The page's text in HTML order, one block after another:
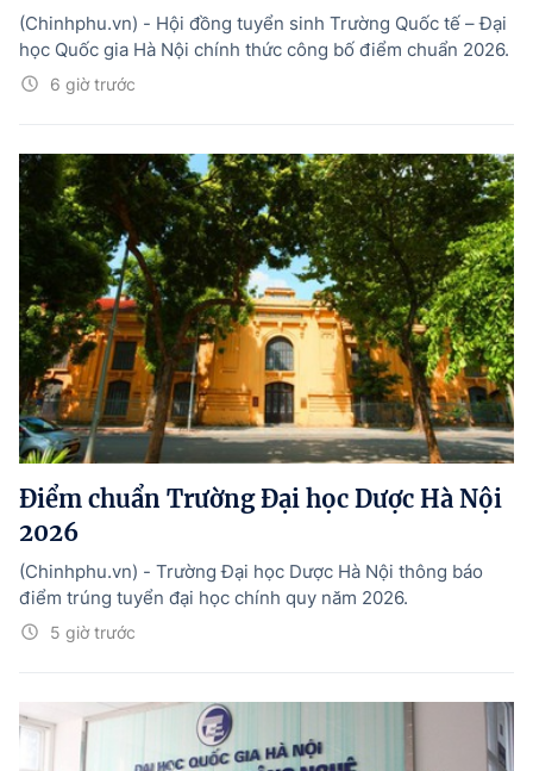
6 giờ trước
(Chinhphu.vn) - Hội đồng tuyển sinh Trường Quốc tế – Đại
học Quốc gia Hà Nội chính thức công bố điểm chuẩn 2026.
Điểm chuẩn Trường Đại học Dược Hà Nội
2026
5 giờ trước
(Chinhphu.vn) - Trường Đại học Dược Hà Nội thông báo
điểm trúng tuyển đại học chính quy năm 2026.